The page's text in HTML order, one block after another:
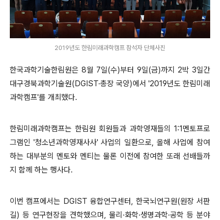
2019년도 한림미래과학캠프 참석자 단체사진
한국과학기술한림원은 8월 7일(수)부터 9일(금)까지 2박 3일간
대구경북과학기술원(DGIST·총장 국양)에서 '2019년도 한림미래
과학캠프'를 개최했다.
한림미래과학캠프는 한림원 회원들과 과학영재들의 1:1멘토프로
그램인 '청소년과학영재사사' 사업의 일환으로, 올해 사업에 참여
하는 대부분의 멘토와 멘티는 물론 이전에 참여한 또래 선배들까
지 함께 하는 행사다.
이번 캠프에서는 DGIST 융합연구센터, 한국뇌연구원(원장 서판
길) 등 연구현장을 견학했으며, 물리·화학·생명과학·공학 등 분야